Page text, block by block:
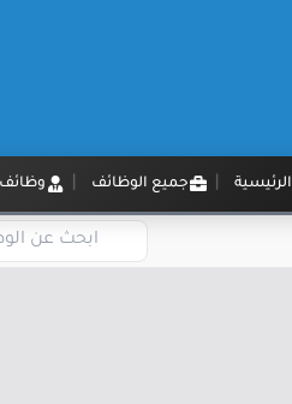
الرئيسية جميع الوظائف وظائف